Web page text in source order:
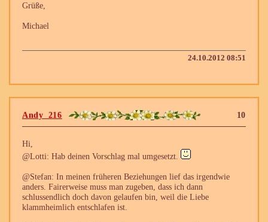
Grüße,
Michael
24.10.2012 08:51
10
Andy_216
Hi,
@Lotti: Hab deinen Vorschlag mal umgesetzt.
@Stefan: In meinen früheren Beziehungen lief das irgendwie
anders. Fairerweise muss man zugeben, dass ich dann
schlussendlich doch davon gelaufen bin, weil die Liebe
klammheimlich entschlafen ist.